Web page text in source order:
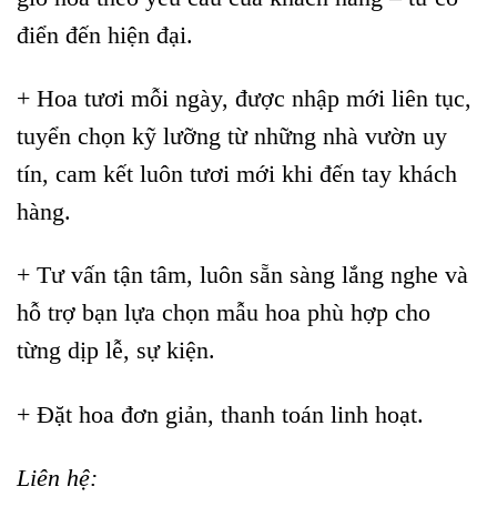
điển đến hiện đại.
+ Hoa tươi mỗi ngày, được nhập mới liên tục,
tuyển chọn kỹ lưỡng từ những nhà vườn uy
tín, cam kết luôn tươi mới khi đến tay khách
hàng.
+ Tư vấn tận tâm, luôn sẵn sàng lắng nghe và
hỗ trợ bạn lựa chọn mẫu hoa phù hợp cho
từng dịp lễ, sự kiện.
+ Đặt hoa đơn giản, thanh toán linh hoạt.
Liên hệ: